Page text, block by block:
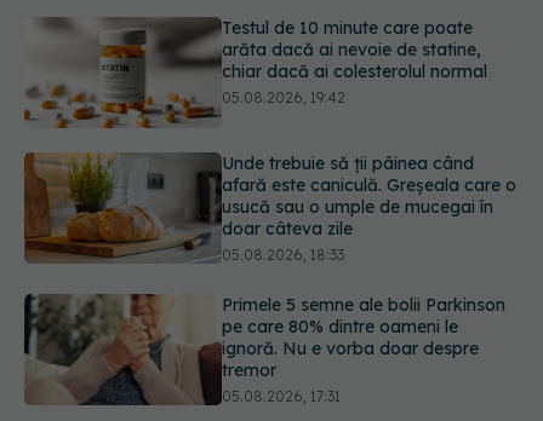
Unde trebuie să ții pâinea când
afară este caniculă. Greșeala care o
05.08.2026, 18:33
Primele 5 semne ale bolii Parkinson
pe care 80% dintre oameni le
ignoră. Nu e vorba doar despre
05.08.2026, 17:31
Gabriela Cristea, manifest pentru
respect și acceptare: Corpul
fiecăruia spune o poveste